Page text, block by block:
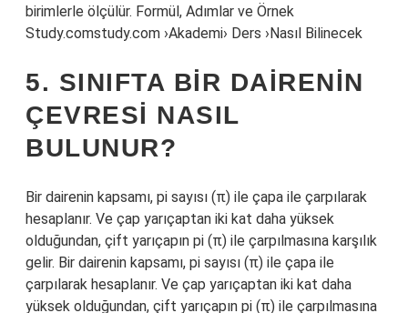
birimlerle ölçülür. Formül, Adımlar ve Örnek
Study.comstudy.com ›Akademi› Ders ›Nasıl Bilinecek
5. SINIFTA BIR DAIRENIN
ÇEVRESI NASIL
BULUNUR?
Bir dairenin kapsamı, pi sayısı (π) ile çapa ile çarpılarak
hesaplanır. Ve çap yarıçaptan iki kat daha yüksek
olduğundan, çift yarıçapın pi (π) ile çarpılmasına karşılık
gelir. Bir dairenin kapsamı, pi sayısı (π) ile çapa ile
çarpılarak hesaplanır. Ve çap yarıçaptan iki kat daha
yüksek olduğundan, çift yarıçapın pi (π) ile çarpılmasına